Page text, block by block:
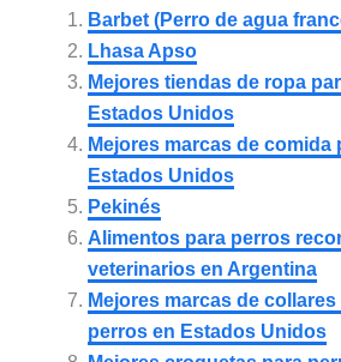
Barbet (Perro de agua
Lhasa Apso
Mejores tiendas de ropa
Estados Unidos
Mejores marcas de comida
Estados Unidos
Pekinés
Alimentos para perros
veterinarios en Argentina
Mejores marcas de
perros en Estados Unidos